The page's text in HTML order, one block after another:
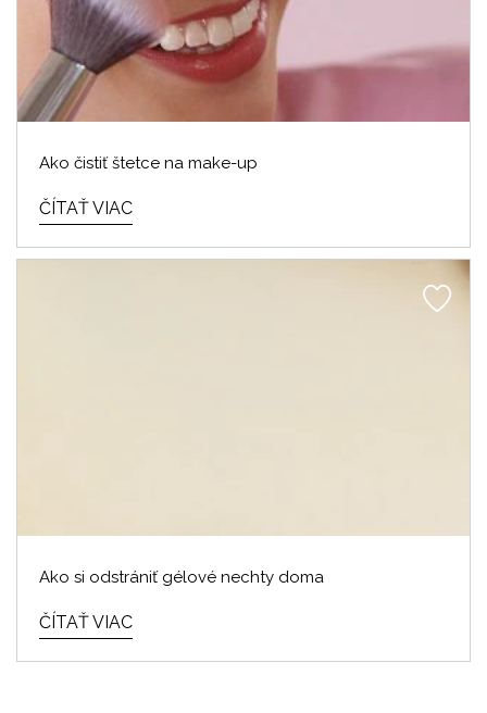
Ako čistiť štetce na make-up
ČÍTAŤ VIAC
Ako si odstrániť gélové nechty doma
ČÍTAŤ VIAC